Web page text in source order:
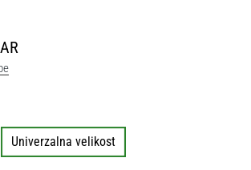
Univerzalna velikost